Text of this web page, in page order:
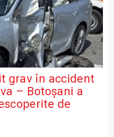
grav în accident
– Botoșani a
de